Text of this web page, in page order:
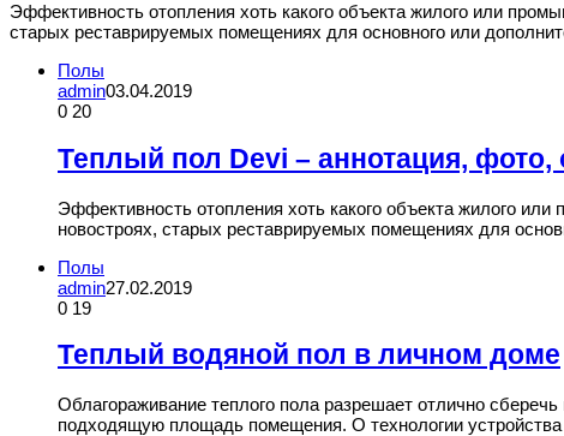
Эффективность отопления хоть какого объекта жилого или
старых реставрируемых помещениях для основного или
Полы
admin03.04.2019
0 20
Теплый пол Devi – аннотация, фото,
Эффективность отопления хоть какого объекта жилого
новостроях, старых реставрируемых помещениях для
Полы
admin27.02.2019
0 19
Теплый водяной пол в личном доме
Облагораживание теплого пола разрешает отлично
подходящую площадь помещения. О технологии устройства